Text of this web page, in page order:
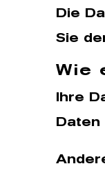
Die
Sie
Wie
Ihre
Daten